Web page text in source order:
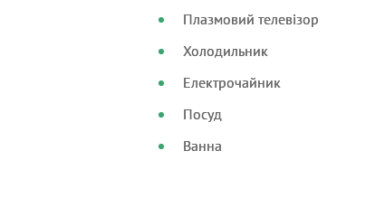
Плазмовий телевізор
Холодильник
Електрочайник
Посуд
Ванна